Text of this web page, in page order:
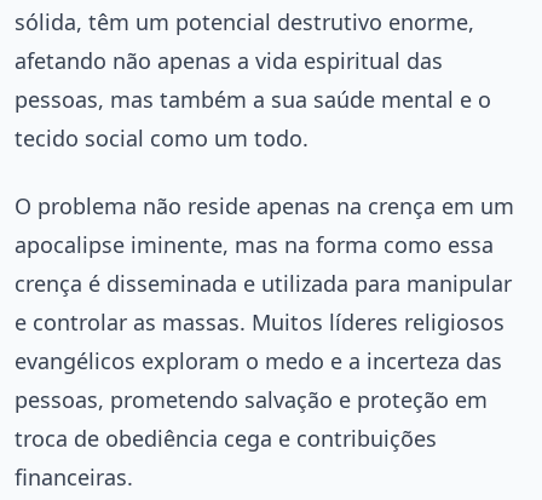
sólida, têm um potencial destrutivo enorme,
afetando não apenas a vida espiritual das
pessoas, mas também a sua saúde mental e o
tecido social como um todo.
O problema não reside apenas na crença em um
apocalipse iminente, mas na forma como essa
crença é disseminada e utilizada para manipular
e controlar as massas. Muitos líderes religiosos
evangélicos exploram o medo e a incerteza das
pessoas, prometendo salvação e proteção em
troca de obediência cega e contribuições
financeiras.